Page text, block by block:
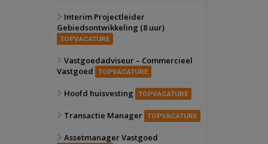
Zwanenburg
6 oktober 2026
Oranje
Interim Projectleider
Gebiedsontwikkeling (8 uur)
TOPVACATURE
Vastgoedadviseur – Commercieel
Vastgoed
TOPVACATURE
Hoofd huisvesting TOPVACATURE
Transactie Manager TOPVACATURE
Assetmanager Vastgoed